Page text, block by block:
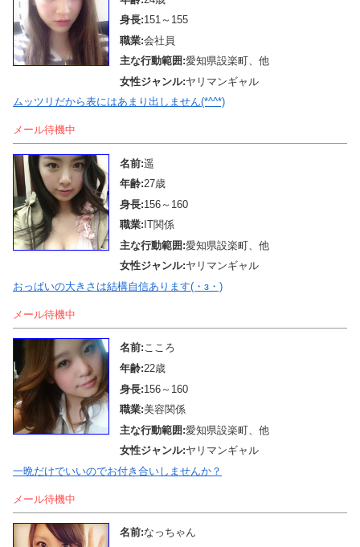
身長:151～155
職業:会社員
主な行動範囲:愛知県設楽町、他
女性ジャンル:ヤリマンギャル
ムッツリだから表にはあまり出しません(*^^*)
メール待機中
名前:遥
年齢:27歳
身長:156～160
職業: IT関係
主な行動範囲:愛知県設楽町、他
女性ジャンル:ヤリマンギャル
おっぱいの大きさは結構自信あります(・з・)
メール待機中
名前:こころ
年齢:22歳
身長:156～160
職業:美容関係
主な行動範囲:愛知県設楽町、他
女性ジャンル:ヤリマンギャル
一晩だけでいいのでお付き合いしませんか？
メール待機中
名前:なっちゃん